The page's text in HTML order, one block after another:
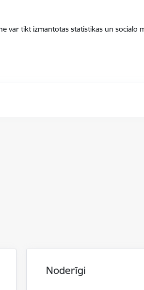
var tikt izmantotas statistikas un sociālo
Noderīgi